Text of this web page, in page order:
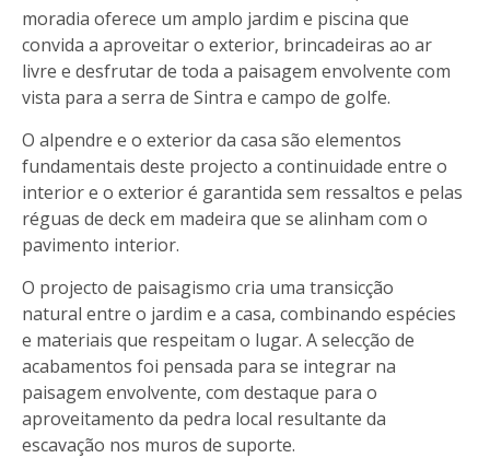
moradia oferece um amplo jardim e piscina que
convida a aproveitar o exterior, brincadeiras ao ar
livre e desfrutar de toda a paisagem envolvente com
vista para a serra de Sintra e campo de golfe.
O alpendre e o exterior da casa são elementos
fundamentais deste projecto a continuidade entre o
interior e o exterior é garantida sem ressaltos e pelas
réguas de deck em madeira que se alinham com o
pavimento interior.
O projecto de paisagismo cria uma transicção
natural entre o jardim e a casa, combinando espécies
e materiais que respeitam o lugar. A selecção de
acabamentos foi pensada para se integrar na
paisagem envolvente, com destaque para o
aproveitamento da pedra local resultante da
escavação nos muros de suporte.